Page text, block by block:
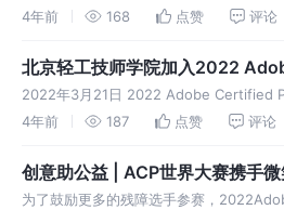
简称：ACP世界大赛）中国赛区正式拉开
4年前 168 点赞 评论
北京轻工技师学院加入2022
Professional世界大赛
2022年3月21日 2022 Adobe Certified
简称：ACP世界大赛）中国赛区正式拉开
4年前 187 点赞 评论
创意助公益 | ACP世界大赛携手
残障选手圆梦
为了鼓励更多的残障选手参赛，